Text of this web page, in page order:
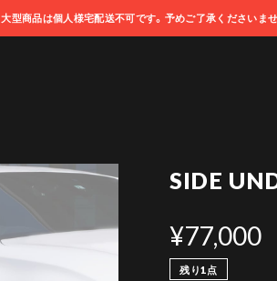
大型商品は個人様宅配送不可です。予めご了承くださいませ
SIDE
¥77,000
残り1点